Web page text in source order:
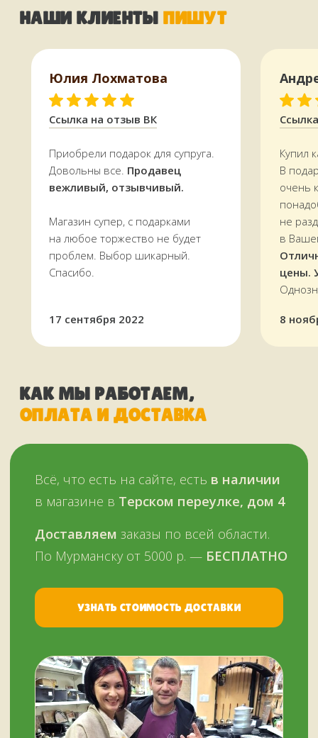
Купил
В
очень
не
в
цены.
Приобрели подарок для супруга.
Довольны все. Продавец
вежливый, отзывчивый.
Магазин супер, с подарками
на любое торжество не будет
проблем. Выбор шикарный.
Спасибо.
Ссылка на отзыв ВК
Юлия Лохматова
17 сентября 2022 8
ОПЛАТА И ДОСТАВКА
Всё, что есть на сайте, есть
в магазине в Терском переулке, дом 4
По Мурманску от 5000 р. —БЕСПЛАТНО
Оплатить можно и наличными,
через терминал
Звоните, пишите:
+7 (909) 563-11-00
WhatsApp
ВКонтакте
Мы работаем с 11 до 19 часов в будни
и в выходные —ежедневно
УЗНАТЬ СТОИМОСТЬ ДОСТАВКИ
НАШ МАГАЗИНЗДЕСЬ
Мурманск, переулок Терский, дом 4
+7 (909) 563-11-00